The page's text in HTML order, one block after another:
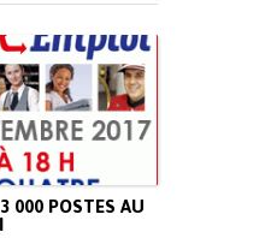
000 POSTES AU